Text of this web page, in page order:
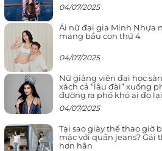
04/07/2025
Ái nữ đại gia Minh Nhựa
mang bầu con thứ 4
04/07/2025
Nữ giảng viên đại học
xách cả “lâu đài” xuống
đường ra phố khó ai đọ lại
04/07/2025
Tại sao giày thể thao giờ
mặc với quần jeans? Gái
hơn hẳn